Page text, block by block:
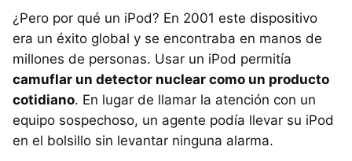
¿Pero por qué un iPod? En 2001 este dispositivo
era un éxito global y se encontraba en manos de
millones de personas. Usar un iPod permitía
camuflar un detector nuclear como un producto
cotidiano. En lugar de llamar la atención con un
equipo sospechoso, un agente podía llevar su iPod
en el bolsillo sin levantar ninguna alarma.